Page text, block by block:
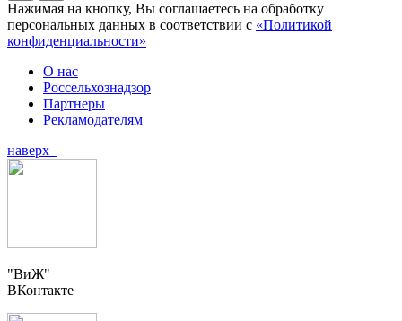
Нажимая на кнопку, Вы соглашаетесь на обработку
персональных данных в соответствии с «Политикой
конфиденциальности»
О нас
Россельхознадзор
Партнеры
Рекламодателям
наверх
"ВиЖ"
ВКонтакте